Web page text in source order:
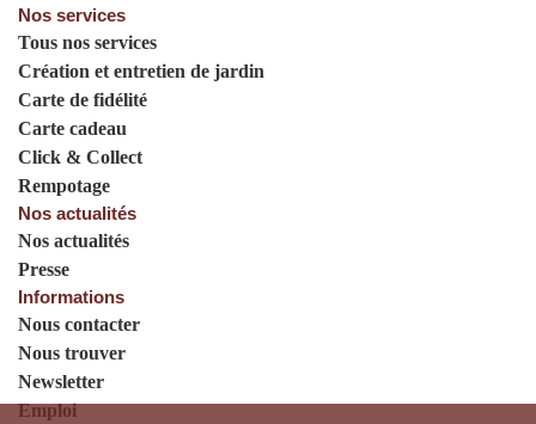
Nos services
Tous nos services
Création et entretien de jardin
Carte de fidélité
Carte cadeau
Click & Collect
Rempotage
Nos actualités
Nos actualités
Presse
Informations
Nous contacter
Nous trouver
Newsletter
Emploi